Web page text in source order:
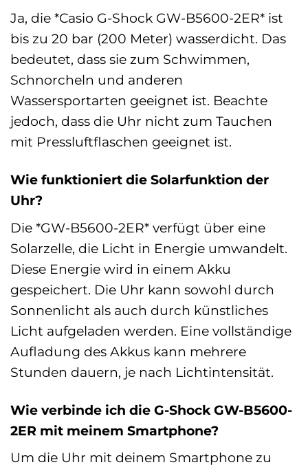
Ja, die *Casio G-Shock GW-B5600-2ER* ist
bis zu 20 bar (200 Meter) wasserdicht. Das
bedeutet, dass sie zum Schwimmen,
Schnorcheln und anderen
Wassersportarten geeignet ist. Beachte
jedoch, dass die Uhr nicht zum Tauchen
mit Pressluftflaschen geeignet ist.
Wie funktioniert die Solarfunktion der
Uhr?
Die *GW-B5600-2ER* verfügt über eine
Solarzelle, die Licht in Energie umwandelt.
Diese Energie wird in einem Akku
gespeichert. Die Uhr kann sowohl durch
Sonnenlicht als auch durch künstliches
Licht aufgeladen werden. Eine vollständige
Aufladung des Akkus kann mehrere
Stunden dauern, je nach Lichtintensität.
Wie verbinde ich die G-Shock GW-B5600-
2ER mit meinem Smartphone?
Um die Uhr mit deinem Smartphone zu